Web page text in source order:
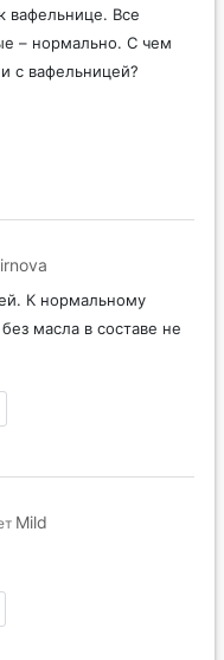
вафельнице. Все
– нормально. С чем
с вафельницей?
К нормальному
масла в составе не
Mild